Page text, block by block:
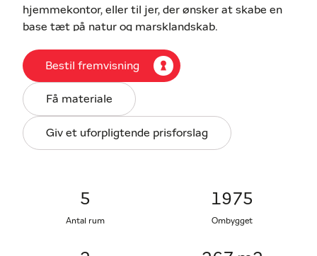
hjemmekontor, eller til jer, der ønsker at skabe en
base tæt på natur og marsklandskab.
Den røde murstensfacade med hvide
sprossevinduer og den hyggelige beliggenhed på en
rolig, brostensbelagt gade skaber et idyllisk
førstehåndsindtryk. Til boligen hører egen garage
samt en dejlig overdækket udestue, som fungerer
som en naturlig forlængelse af boligens opholdsrum
sikrer privatliv og fredelige stunder udendørs.
Bestil fremvisning
Få materiale
Giv et uforpligtende prisforslag
5
Antal rum
1975
Ombygget